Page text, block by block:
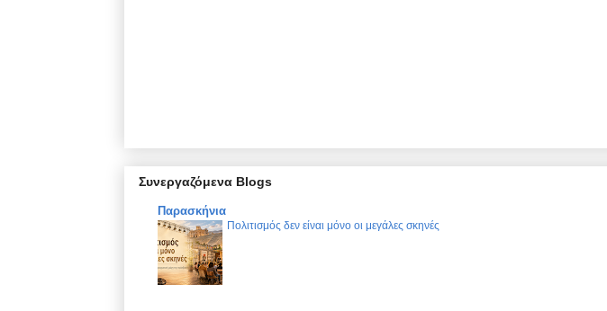
Συνεργαζόμενα Blogs
Παρασκήνια
Πολιτισμός δεν είναι μόνο οι μεγάλες σκηνές